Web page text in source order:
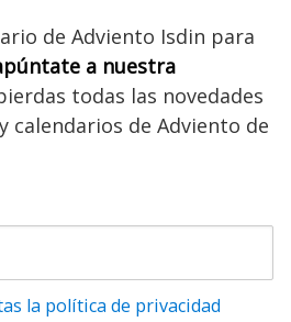
de Adviento Isdin para
a nuestra
todas las novedades
calendarios de Adviento de
la política de privacidad